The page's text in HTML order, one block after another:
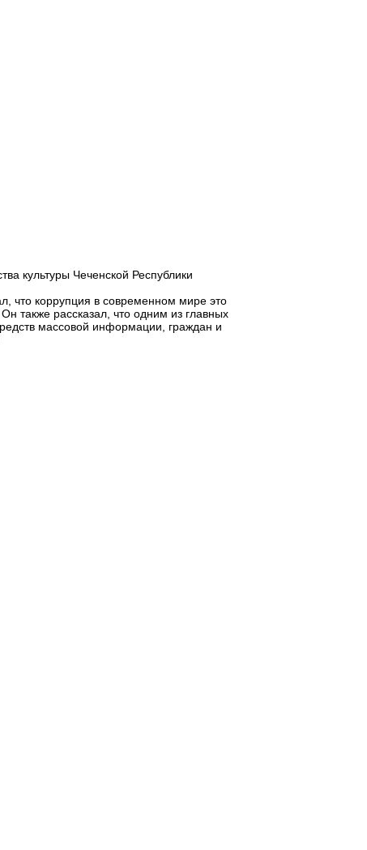
культуры Чеченской Республики
что коррупция в современном мире это
также рассказал, что одним из главных
массовой информации, граждан и